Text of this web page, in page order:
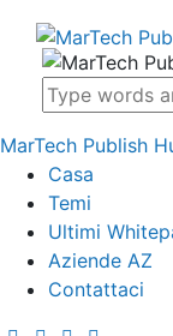
MarTech Publish
Casa
Temi
Ultimi
Aziende AZ
Contattaci